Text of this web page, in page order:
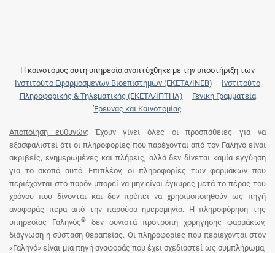
Η καινοτόμος αυτή υπηρεσία αναπτύχθηκε με την υποστήριξη των
Ινστιτούτο Εφαρμοσμένων Βιοεπιστημών (ΕΚΕΤΑ/ΙΝΕΒ) – Ινστιτούτο
Πληροφορικής & Τηλεματικής (ΕΚΕΤΑ/ΙΠΤΗΛ) – Γενική Γραμματεία
Έρευνας και Καινοτομίας
Αποποίηση ευθυνών: Έχουν γίνει όλες οι προσπάθειες για να
εξασφαλιστεί ότι οι πληροφορίες που παρέχονται από τον Γαληνό είναι
ακριβείς, ενημερωμένες και πλήρεις, αλλά δεν δίνεται καμία εγγύηση
για το σκοπό αυτό. Επιπλέον, οι πληροφορίες των φαρμάκων που
περιέχονται στο παρόν μπορεί να μην είναι έγκυρες μετά το πέρας του
χρόνου που δίνονται και δεν πρέπει να χρησιμοποιηθούν ως πηγή
αναφοράς πέρα από την παρούσα ημερομηνία. Η πληροφόρηση της
υπηρεσίας Γαληνός®
δεν συνιστά προτροπή χορήγησης φαρμάκων,
διάγνωση ή σύσταση θεραπείας. Οι πληροφορίες που περιέχονται στον
«Γαληνό» είναι μια πηγή αναφοράς που έχει σχεδιαστεί ως συμπλήρωμα,